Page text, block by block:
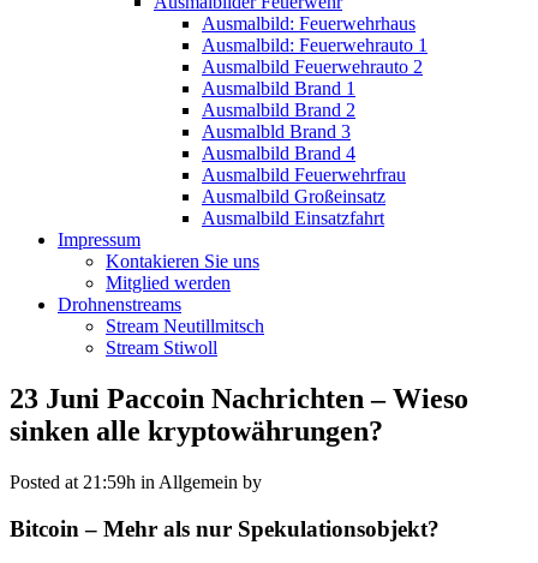
Ausmalbild: Feuerwehrhaus
Ausmalbild: Feuerwehrauto 1
Ausmalbild Feuerwehrauto 2
Ausmalbild Brand 1
Ausmalbild Brand 2
Ausmalbld Brand 3
Ausmalbild Brand 4
Ausmalbild Feuerwehrfrau
Ausmalbild Großeinsatz
Ausmalbild Einsatzfahrt
Impressum
Kontakieren Sie uns
Mitglied werden
Drohnenstreams
Stream Neutillmitsch
Stream Stiwoll
23 Juni Paccoin Nachrichten – Wieso
sinken alle kryptowährungen?
Posted at 21:59h in Allgemein by
Bitcoin – Mehr als nur Spekulationsobjekt?